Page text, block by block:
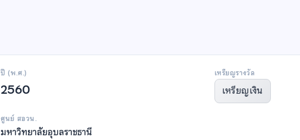
ปี (พ.ศ.)
2560
เหรียญรางวัล
เหรียญเงิน
ศูนย์ สอวน.
มหาวิทยาลัยอุบลราชธานี